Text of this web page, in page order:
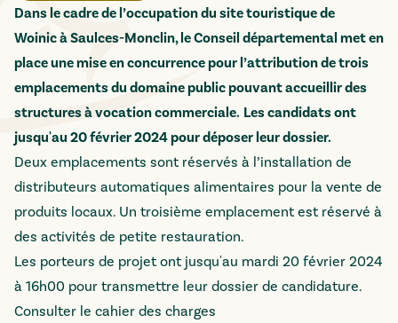
Dans le cadre de l’occupation du site touristique de
Woinic à Saulces-Monclin, le Conseil départemental met en
place une mise en concurrence pour l’attribution de trois
emplacements du domaine public pouvant accueillir des
structures à vocation commerciale. Les candidats ont
jusqu'au 20 février 2024 pour déposer leur dossier.
Deux emplacements sont réservés à l’installation de
distributeurs automatiques alimentaires pour la vente de
produits locaux. Un troisième emplacement est réservé à
des activités de petite restauration.
Les porteurs de projet ont jusqu'au mardi 20 février 2024
à 16h00 pour transmettre leur dossier de candidature.
Consulter le cahier des charges